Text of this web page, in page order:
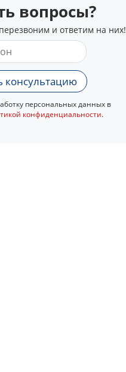
вопросы?
и ответим на них!
консультацию
персональных данных в
конфиденциальности.